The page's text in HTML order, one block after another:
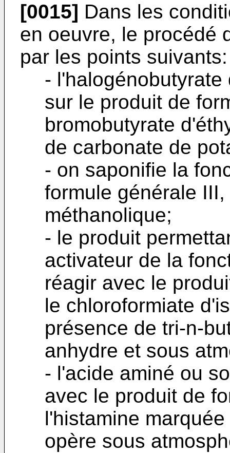
[0015] Dans les
en oeuvre, le procédé
par les points suivants:
-
sur le produit de
bromobutyrate
de carbonate de
- on saponifie la
formule générale
méthanolique;
- le produit
activateur de la
réagir avec le
le chloroformiate
présence de tri-n-
anhydre et sous
- l'acide aminé ou
avec le produit de
l'histamine
opère sous